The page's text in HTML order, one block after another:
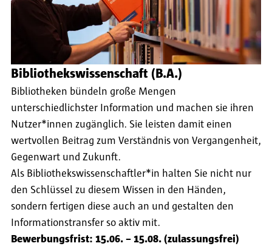
Bibliothekswissenschaft (B.A.)
Bibliotheken bündeln große Mengen
unterschiedlichster Information und machen sie ihren
Nutzer*innen zugänglich. Sie leisten damit einen
wertvollen Beitrag zum Verständnis von Vergangenheit,
Gegenwart und Zukunft.
Als Bibliothekswissenschaftler*in halten Sie nicht nur
den Schlüssel zu diesem Wissen in den Händen,
sondern fertigen diese auch an und gestalten den
Informationstransfer so aktiv mit.
Bewerbungsfrist: 15.06. – 15.08. (zulassungsfrei)